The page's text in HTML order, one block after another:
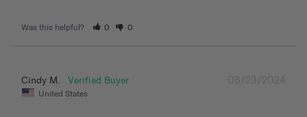
Was this helpful? 0 0
08/23/2024
Cindy M.
United States